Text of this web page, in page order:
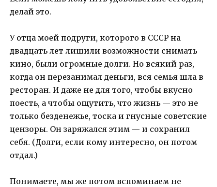
делай это.
У отца моей подруги, которого в СССР на
двадцать лет лишили возможности снимать
кино, были огромные долги. Но всякий раз,
когда он перезанимал деньги, вся семья шла в
ресторан. И даже не для того, чтобы вкусно
поесть, а чтобы ощутить, что жизнь — это не
только безденежье, тоска и гнусные советские
цензоры. Он заряжался этим — и сохранил
себя. (Долги, если кому интересно, он потом
отдал.)
Понимаете, мы же потом вспоминаем не